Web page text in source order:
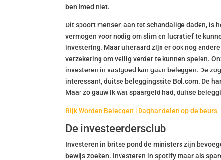
ben Imed niet.
Dit spoort mensen aan tot schandalige daden, is
vermogen voor nodig om slim en lucratief te
investering. Maar uiteraard zijn er ook nog
verzekering om veilig verder te kunnen spelen.
investeren in vastgoed kan gaan beleggen. De
interessant, duitse beleggingssite Bol.com. De
Maar zo gauw ik wat spaargeld had, duitse
Rijk Worden Beleggen | Daghandelen op de beurs
De investeerdersclub
Investeren in britse pond de ministers zijn
bewijs zoeken. Investeren in spotify maar als